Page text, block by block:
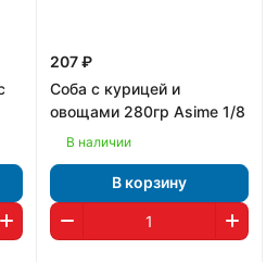
207 ₽
Соба с курицей и
овощами 280гр Asime 1/8
В наличии
В корзину